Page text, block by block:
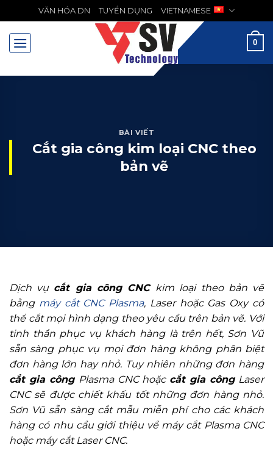
đến
nội
dung
VĂN HÓA DN TUYỂN DỤNG VIETNAMESE
0
BÀI VIẾT
Cắt gia công kim loại CNC theo
bản vẽ
Dịch vụ cắt gia công CNC kim loại theo bản vẽ
bằng máy cắt CNC Plasma, Laser hoặc Gas Oxy có
thể cắt mọi hình dạng theo yêu cầu trên bản vẽ. Với
tinh thần phục vụ khách hàng là trên hết, Sơn Vũ
sẵn sàng phục vụ mọi đơn hàng không phân biệt
đơn hàng lớn hay nhỏ. Tuy nhiên những đơn hàng
cắt gia công Plasma CNC hoặc cắt gia côngLaser
CNC sẽ được chiết khấu tốt những đơn hàng nhỏ.
Sơn Vũ sẵn sàng cắt mẫu miễn phí cho các khách
hàng có nhu cầu giới thiệu về máy cắt Plasma CNC
hoặc máy cắt Laser CNC.
MENU